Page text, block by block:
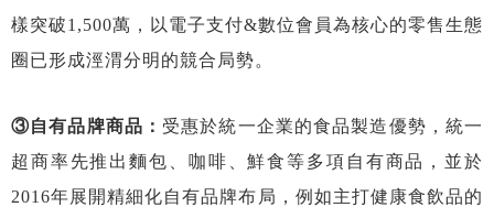
樣突破1,500萬，以電子支付&數位會員為核心的零售生態
圈已形成涇渭分明的競合局勢。
③自有品牌商品： 受惠於統一企業的食品製造優勢，統一
超商率先推出麵包、咖啡、鮮食等多項自有商品，並於
2016年展開精細化自有品牌布局，例如主打健康食飲品的